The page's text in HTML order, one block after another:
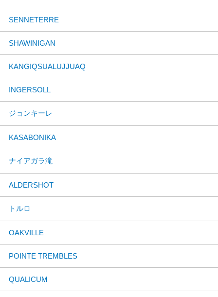
SENNETERRE
SHAWINIGAN
KANGIQSUALUJJUAQ
INGERSOLL
ジョンキーレ
KASABONIKA
ナイアガラ滝
ALDERSHOT
トルロ
OAKVILLE
POINTE TREMBLES
QUALICUM